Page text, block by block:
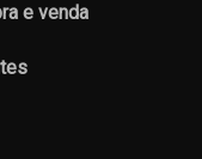
e venda